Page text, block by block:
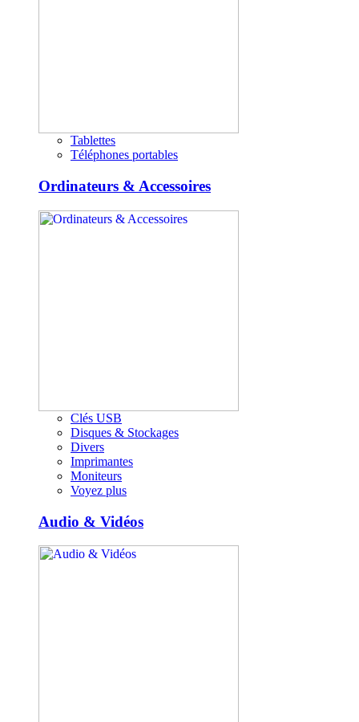
Tablettes
Téléphones portables
Ordinateurs & Accessoires
Clés USB
Disques & Stockages
Divers
Imprimantes
Moniteurs
Voyez plus
Audio & Vidéos